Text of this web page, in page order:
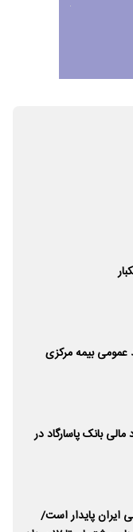
عمومی بیمه مرکزی
مالی بانک پاسارگاد در
پایدار است/